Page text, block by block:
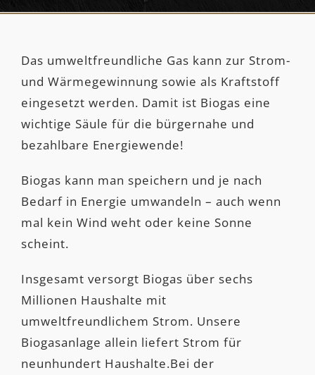
Das umweltfreundliche Gas kann zur Strom-
und Wärmegewinnung sowie als Kraftstoff
eingesetzt werden. Damit ist Biogas eine
wichtige Säule für die bürgernahe und
bezahlbare Energiewende!
Biogas kann man speichern und je nach
Bedarf in Energie umwandeln – auch wenn
mal kein Wind weht oder keine Sonne
scheint.
Insgesamt versorgt Biogas über sechs
Millionen Haushalte mit
umweltfreundlichem Strom. Unsere
Biogasanlage allein liefert Strom für
neunhundert Haushalte.Bei der